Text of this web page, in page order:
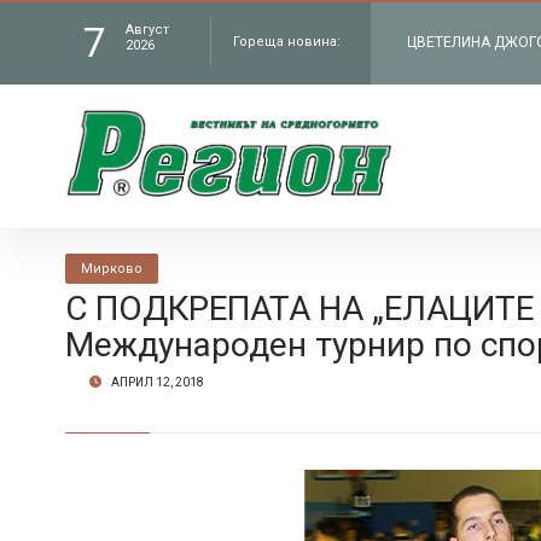
7
Август
2026
Гореща новина:
филм „Братя“ по
ЧИТАЛИЩЕТО В
Петрич
Мирково
С ПОДКРЕПАТА НА „ЕЛАЦИТЕ
Международен турнир по
АПРИЛ 12, 2018